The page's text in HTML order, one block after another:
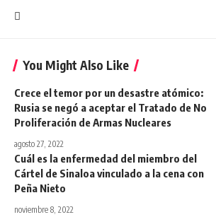
You Might Also Like
Crece el temor por un desastre atómico:
Rusia se negó a aceptar el Tratado de No
Proliferación de Armas Nucleares
agosto 27, 2022
Cuál es la enfermedad del miembro del
Cártel de Sinaloa vinculado a la cena con
Peña Nieto
noviembre 8, 2022